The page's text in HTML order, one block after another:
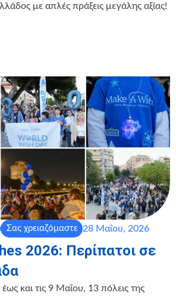
με απλές πράξεις μεγάλης αξίας!
Σας χρειαζόμαστε 28 Μαΐου, 2026
2026: Περίπατοι σε
και τις 9 Μαΐου, 13 πόλεις της